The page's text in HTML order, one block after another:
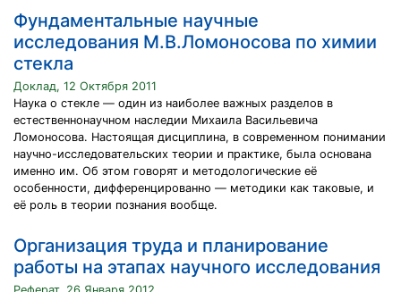
Фундаментальные научные
исследования М.В.Ломоносова по химии
стекла
Доклад, 12 Октября 2011
Наука о стекле — один из наиболее важных разделов в
естественнонаучном наследии Михаила Васильевича
Ломоносова. Настоящая дисциплина, в современном понимании
научно-исследовательских теории и практике, была основана
именно им. Об этом говорят и методологические её
особенности, дифференцированно — методики как таковые, и
её роль в теории познания вообще.
Организация труда и планирование
работы на этапах научного исследования